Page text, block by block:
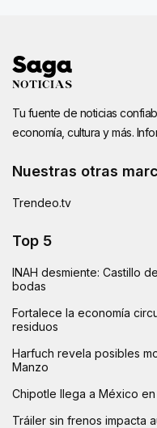
Tu fuente de noticias
economía, cultura y más.
Nuestras otras
Trendeo.tv
Top 5
INAH desmiente: Castillo
bodas
Fortalece la economía
residuos
Harfuch revela posibles
Manzo
Chipotle llega a México
Tráiler sin frenos impacta